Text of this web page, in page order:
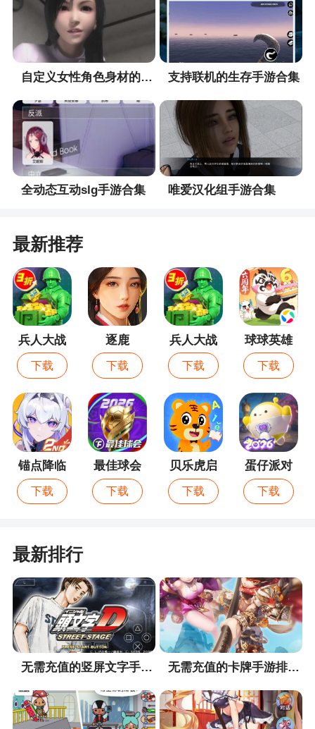
5、丰富的神兽宠物培养玩法，让战斗不再孤单
6、一、全新摇杆玩法 专为手游量身打造
7、竞技场，无双西游里的竞技场是5v5pk模
匹配，搭配阵容最好的更容易获胜哦
小编评价
1、随心搭配时装、装备，触发隐藏属性实力飙
2、在造梦西游ol永久时装兑换码下载中，全新
西游修仙剧情加入，新的副本、任务、PVP和PVE
的你来玩，游戏高度还原了西游取经剧情和任务，
值得试试
3、造梦西游ol以经典西游记故事为原型打造而
成动作冒险游戏。完美的还原西游中的剧情任务
4、《造梦西游ol》是一款非常有意思的闯关手
游，游戏采用全新西游故事为基础，让玩家通过组
合技能套组进行攻击，让你享受全新游戏体验
更新日志
【版本15.6.1】
2、新内容-淬意系统提升；
3、新时装-七曜系列翅膀上线；
二、BUG修复
1、触发九尾狐角色复活、凤求凰武器时装复活
时，世界boss释放必死技，角色不会死亡
2、触发孤注一掷和仙力澎湃后，蓝量不够施放
的技能图标显示异常
3、孤注一掷和仙力澎湃的蓝量消耗叠加效果异
自定义女性角色身材的手游合集 支持联机的生存手游合集
全动态互动slg手游合集 唯爱汉化组手游合集
最新推荐
兵人大战
最新版
下载
逐鹿
下载
兵人大战
下载
球球英雄
下载
锚点降临
下载
最佳球会
下载
贝乐虎启
蒙
下载
蛋仔派对
下载
最新排行
无需充值的竖屏文字手游排行榜 无需充值的卡牌手游排行榜